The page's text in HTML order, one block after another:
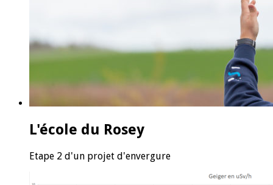
L'école du Rosey
Etape 2 d'un projet d'envergure